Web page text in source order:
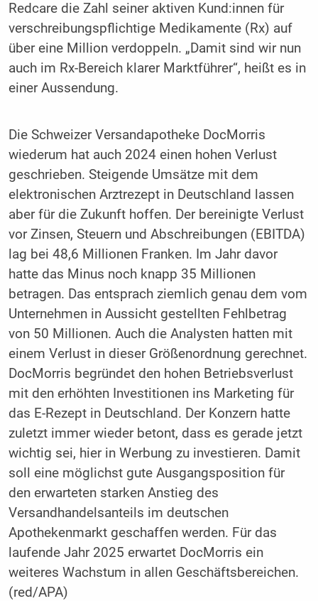
Redcare die Zahl seiner aktiven Kund:innen für
verschreibungspflichtige Medikamente (Rx) auf
über eine Million verdoppeln. „Damit sind wir nun
auch im Rx-Bereich klarer Marktführer“, heißt es in
einer Aussendung.
Die Schweizer Versandapotheke DocMorris
wiederum hat auch 2024 einen hohen Verlust
geschrieben. Steigende Umsätze mit dem
elektronischen Arztrezept in Deutschland lassen
aber für die Zukunft hoffen. Der bereinigte Verlust
vor Zinsen, Steuern und Abschreibungen (EBITDA)
lag bei 48,6 Millionen Franken. Im Jahr davor
hatte das Minus noch knapp 35 Millionen
betragen. Das entsprach ziemlich genau dem vom
Unternehmen in Aussicht gestellten Fehlbetrag
von 50 Millionen. Auch die Analysten hatten mit
einem Verlust in dieser Größenordnung gerechnet.
DocMorris begründet den hohen Betriebsverlust
mit den erhöhten Investitionen ins Marketing für
das E-Rezept in Deutschland. Der Konzern hatte
zuletzt immer wieder betont, dass es gerade jetzt
wichtig sei, hier in Werbung zu investieren. Damit
soll eine möglichst gute Ausgangsposition für
den erwarteten starken Anstieg des
Versandhandelsanteils im deutschen
Apothekenmarkt geschaffen werden. Für das
laufende Jahr 2025 erwartet DocMorris ein
weiteres Wachstum in allen Geschäftsbereichen.
(red/APA)